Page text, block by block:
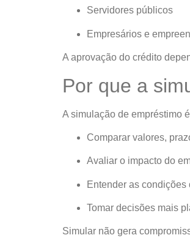
Servidores públicos
Empresários e
A aprovação do crédito
Por que a
A simulação de empréstimo
Comparar valores,
Avaliar o impacto do
Entender as condições
Tomar decisões mais
Simular não gera